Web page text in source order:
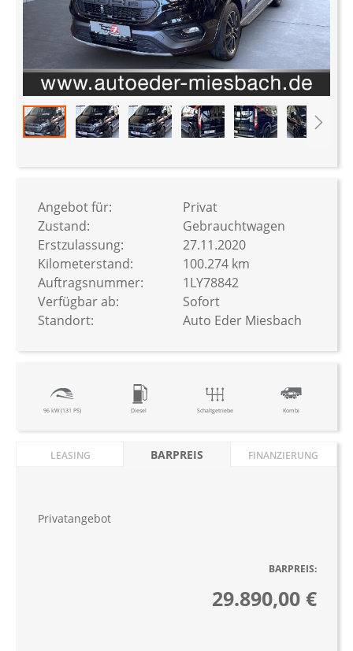
Anfang
Bildergalerie
springen
96 kW (131 PS) Diesel Schaltgetriebe Kombi
Angebot für:
Privat
Zustand:
Gebrauchtwagen
Erstzulassung:
27.11.2020
Kilometerstand:
100.274 km
Auftragsnummer:
1LY78842
Verfügbar ab:
Sofort
Standort:
Auto Eder Miesbach
LEASING BARPREIS FINANZIERUNG
Privatangebot
BARPREIS:
29.890,00 €